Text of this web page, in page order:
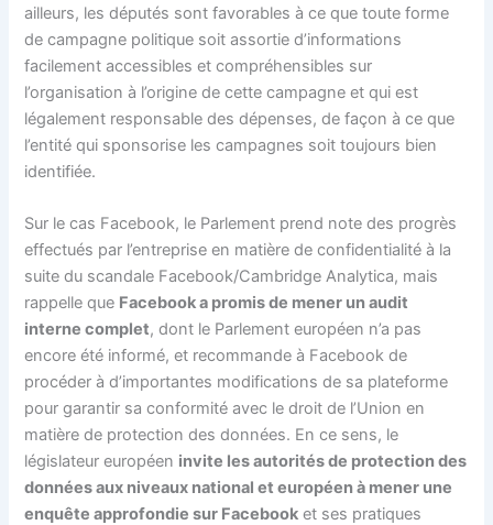
ailleurs, les députés sont favorables à ce que toute forme
de campagne politique soit assortie d’informations
facilement accessibles et compréhensibles sur
l’organisation à l’origine de cette campagne et qui est
légalement responsable des dépenses, de façon à ce que
l’entité qui sponsorise les campagnes soit toujours bien
identifiée.
Sur le cas Facebook, le Parlement prend note des progrès
effectués par l’entreprise en matière de confidentialité à la
suite du scandale Facebook/Cambridge Analytica, mais
rappelle que Facebook a promis de mener un audit
interne complet, dont le Parlement européen n’a pas
encore été informé, et recommande à Facebook de
procéder à d’importantes modifications de sa plateforme
pour garantir sa conformité avec le droit de l’Union en
matière de protection des données. En ce sens, le
législateur européen invite les autorités de protection des
données aux niveaux national et européen à mener une
enquête approfondie sur Facebook et ses pratiques